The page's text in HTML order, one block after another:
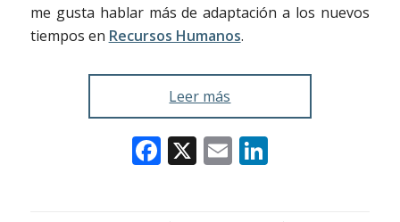
me gusta hablar más de adaptación a los nuevos
tiempos en Recursos Humanos.
Leer más
Facebook
X EmailLinkedIn